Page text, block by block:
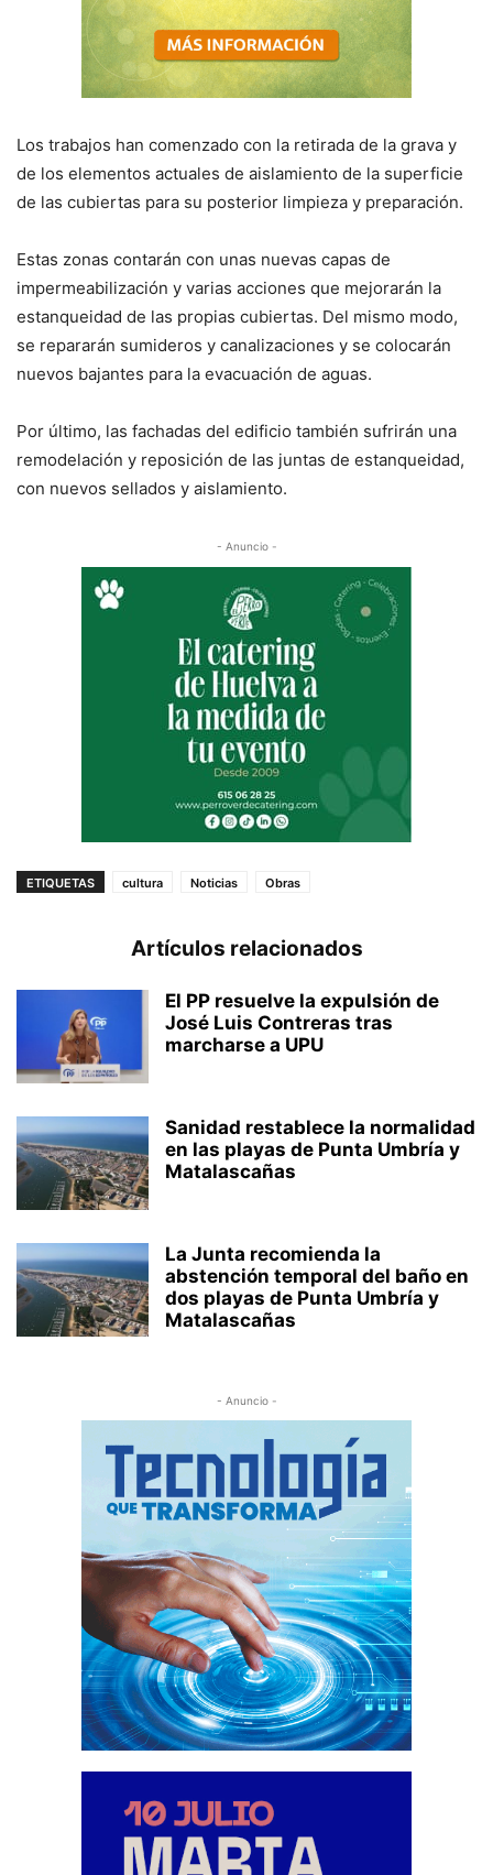
Los trabajos han comenzado con la retirada de la grava y
de los elementos actuales de aislamiento de la superficie
de las cubiertas para su posterior limpieza y preparación.
Estas zonas contarán con unas nuevas capas de
impermeabilización y varias acciones que mejorarán la
estanqueidad de las propias cubiertas. Del mismo modo,
se repararán sumideros y canalizaciones y se colocarán
nuevos bajantes para la evacuación de aguas.
Por último, las fachadas del edificio también sufrirán una
remodelación y reposición de las juntas de estanqueidad,
con nuevos sellados y aislamiento.
- Anuncio -
ETIQUETAS cultura Noticias Obras
Artículos relacionados
El PP resuelve la expulsión de
José Luis Contreras tras
marcharse a UPU
Sanidad restablece la normalidad
en las playas de Punta Umbría y
Matalascañas
La Junta recomienda la
abstención temporal del baño en
dos playas de Punta Umbría y
Matalascañas
- Anuncio -